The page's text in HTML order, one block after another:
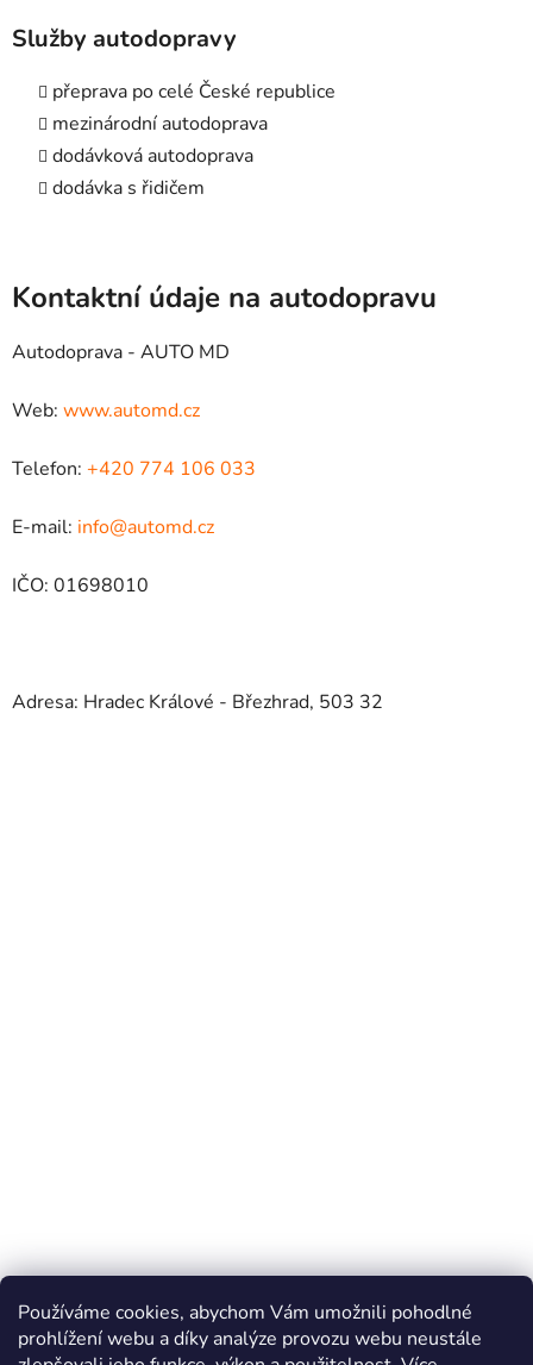
Používáme cookies, abychom Vám umožnili pohodlné
prohlížení webu a díky analýze provozu webu neustále
Služby autodopravy
přeprava po celé České republice
mezinárodní autodoprava
dodávková autodoprava
dodávka s řidičem
Kontaktní údaje na autodopravu
Autodoprava - AUTO MD
Web: www.automd.cz
Telefon: +420 774 106 033
E-mail: info@automd.cz
IČO: 01698010
Adresa: Hradec Králové - Březhrad, 503 32